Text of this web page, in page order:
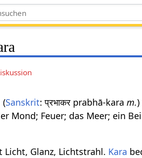
(Sanskrit: प्रभाकर prabhā-karam.
Mond; Feuer; das Meer; ein
Licht, Glanz, Lichtstrahl. Kara